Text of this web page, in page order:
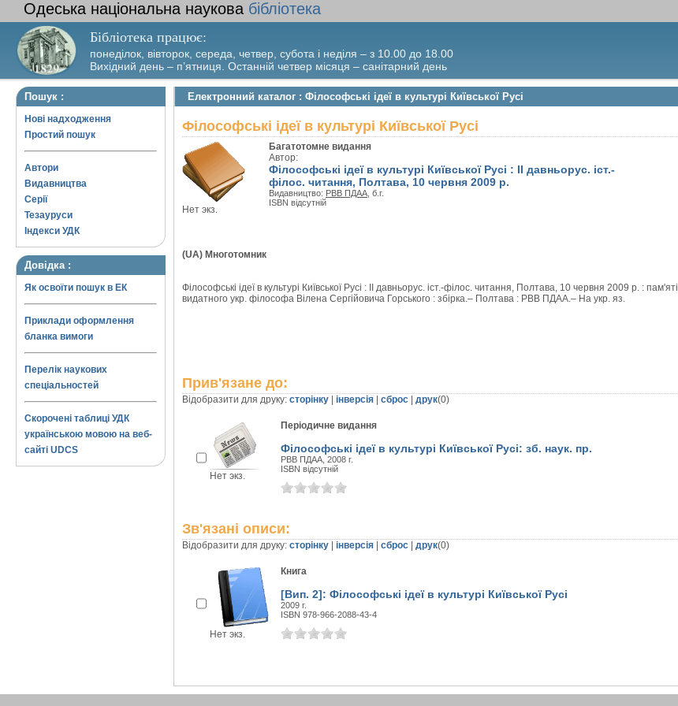
Одеська національна наукова бібліотека
Бібліотека працює:
понеділок, вівторок, середа, четвер, субота і неділя – з 10.00 до 18.00
Вихідний день – п’ятниця. Останній четвер місяця – санітарний день
Пошук :
Нові надходження
Простий пошук
Автори
Видавництва
Серії
Тезауруси
Індекси УДК
Довідка :
Як освоїти пошук в ЕК
Приклади оформлення
бланка вимоги
Перелік наукових
спеціальностей
Скорочені таблиці УДК
українською мовою на веб-
сайті UDCS
Електронний каталог : Філософські ідеї в культурі Київської Русі
Філософські ідеї в культурі Київської Русі
Нет экз.
Багатотомне видання
Автор:
Філософські ідеї в культурі Київської Русі : II давньорус. іст.-
філос. читання, Полтава, 10 червня 2009 р.
Видавництво: РВВ ПДАА , б.г.
ISBN відсутній
(UA) Многотомник
Філософські ідеї в культурі Київської Русі : II давньорус. іст.-філос. читання, Полтава, 10 червня 2009 р. : пам'яті
видатного укр. філософа Вілена Сергійовича Горського : збірка.– Полтава : РВВ ПДАА.– На укр. яз.
Прив'язане до:
Відобразити для друку: сторінку інверсія сброс друк(0)
Нет экз.
Періодичне видання
Філософські ідеї в культурі Київської Русі: зб. наук. пр.
РВВ ПДАА, 2008 г.
ISBN відсутній
Зв'язані описи:
Відобразити для друку: сторінку інверсія сброс друк(0)
Нет экз.
Книга
[Вип. 2]: Філософські ідеї в культурі Київської Русі
2009 г.
ISBN 978-966-2088-43-4